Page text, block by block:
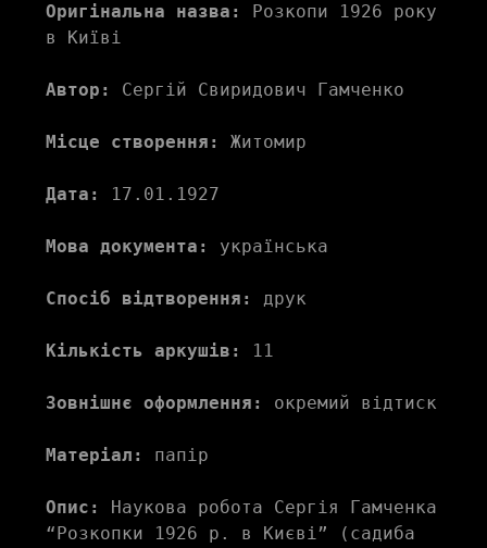
Оригінальна назва:
Розкопи 1926 року
в Київі
Автор: Сергій Свиридович Гамченко
Місце створення: Житомир
Дата: 17.01.1927
Мова документа: українська
Спосіб відтворення: друк
Кількість аркушів: 11
Зовнішнє оформлення: окремий відтиск
Матеріал: папір
Опис:
Наукова робота Сергія Гамченка
“Розкопки 1926 р. в Києві” (садиба